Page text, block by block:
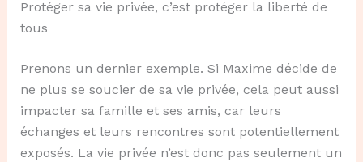
Protéger sa vie privée, c’est protéger la liberté de
tous
Prenons un dernier exemple. Si Maxime décide de
ne plus se soucier de sa vie privée, cela peut aussi
impacter sa famille et ses amis, car leurs
échanges et leurs rencontres sont potentiellement
exposés. La vie privée n’est donc pas seulement un